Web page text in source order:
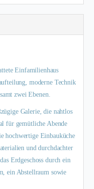
Einfamilienhaus
moderne Technik
zwei Ebenen.
Galerie, die nahtlos
für gemütliche Abende
hochwertige Einbauküche
und durchdachter
Erdgeschoss durch ein
ein Abstellraum sowie